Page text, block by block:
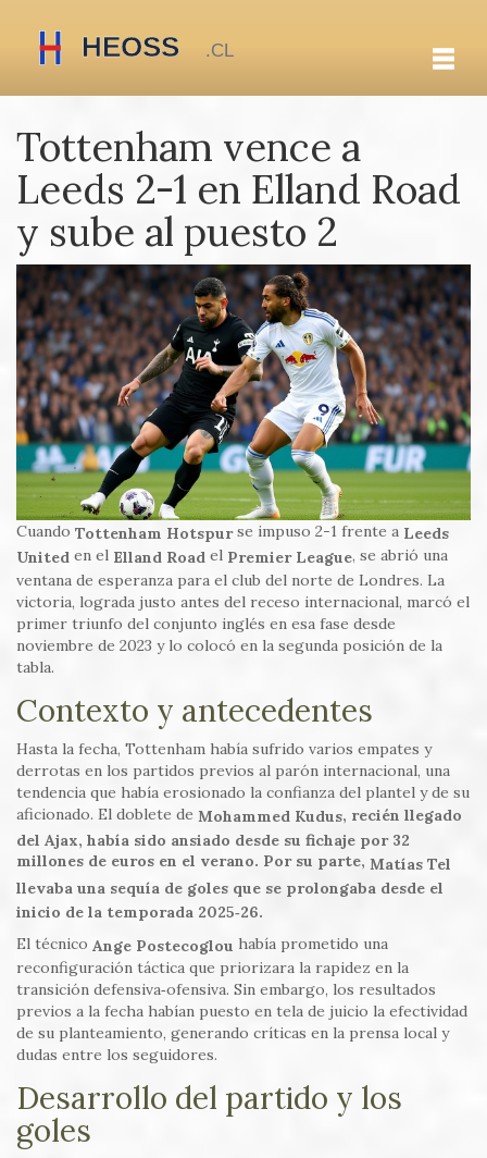
Tottenham vence a
Leeds 2-1 en Elland Road
y sube al puesto 2
Cuando Tottenham Hotspurse impuso 2-1 frente a Leeds
United en el Elland Road el Premier League, se abrió una
ventana de esperanza para el club del norte de Londres. La
victoria, lograda justo antes del receso internacional, marcó el
primer triunfo del conjunto inglés en esa fase desde
noviembre de 2023 y lo colocó en la segunda posición de la
tabla.
Contexto y antecedentes
Hasta la fecha, Tottenham había sufrido varios empates y
derrotas en los partidos previos al parón internacional, una
tendencia que había erosionado la confianza del plantel y de su
aficionado. El doblete de Mohammed Kudus, recién llegado
del Ajax, había sido ansiado desde su fichaje por 32
millones de euros en el verano. Por su parte, Matías Tel
llevaba una sequía de goles que se prolongaba desde el
inicio de la temporada 2025‑26.
El técnico Ange Postecoglou había prometido una
reconfiguración táctica que priorizara la rapidez en la
transición defensiva‑ofensiva. Sin embargo, los resultados
previos a la fecha habían puesto en tela de juicio la efectividad
de su planteamiento, generando críticas en la prensa local y
dudas entre los seguidores.
Desarrollo del partido y los
goles